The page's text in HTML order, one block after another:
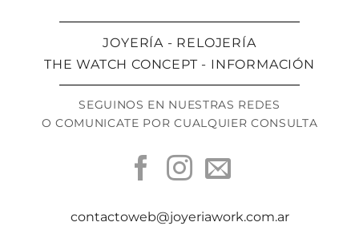
JOYERÍA - RELOJERÍA
THE WATCH CONCEPT - INFORMACIÓN
SEGUINOS EN NUESTRAS REDES
O COMUNICATE POR CUALQUIER CONSULTA
contactoweb@joyeriawork.com.ar